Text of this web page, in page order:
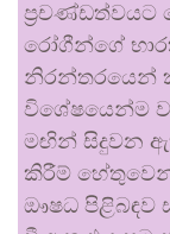
ප්‍රචණ්ඩත්වයට
රෝගීන්ගේ
නිරන්තරයෙන්
විශේෂයෙන්ම
මඟින් සිදුවන
කිරීම්
ඖෂධ පිළිබඳව